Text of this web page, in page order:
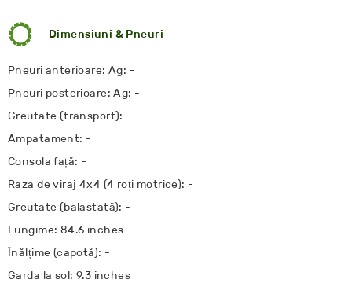
Dimensiuni & Pneuri
Pneuri anterioare: Ag: -
Pneuri posterioare: Ag: -
Greutate (transport): -
Ampatament: -
Consola față: -
Raza de viraj 4x4 (4 roți motrice): -
Greutate (balastată): -
Lungime: 84.6 inches
Înălțime (capotă): -
Garda la sol: 9.3 inches